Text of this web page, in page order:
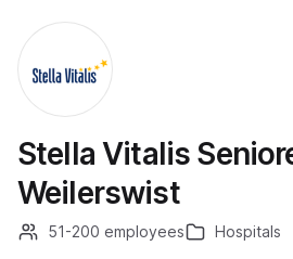
Stella Vitalis
Weilerswist
51-200 employees Hospitals